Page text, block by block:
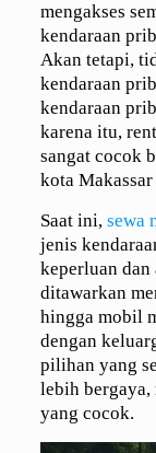
mengakses
kendaraan
Akan tetapi,
kendaraan
kendaraan
karena itu,
sangat cocok
kota
Saat ini, sewa
jenis
keperluan dan
ditawarkan
hingga mobil
dengan
pilihan yang
lebih
yang cocok.